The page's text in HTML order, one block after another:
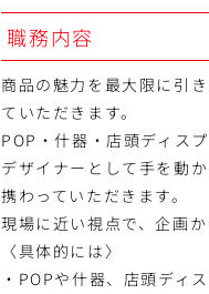
職務内容
商品の魅力を最大限に引
ていただきます。
POP・什器・店頭ディス
デザイナーとして手を動
携わっていただきます。
現場に近い視点で、企画
〈具体的には〉
・POPや什器、店頭ディ